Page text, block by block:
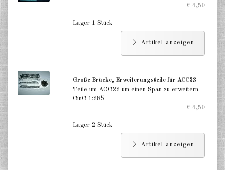
€ 4,50
Lager 1 Stück
Artikel anzeigen
Große Brücke, Erweiterungsteile für ACC22
Teile um ACC22 um einen Span zu erweitern.
CinC 1:285
€ 4,50
Lager 2 Stück
Artikel anzeigen